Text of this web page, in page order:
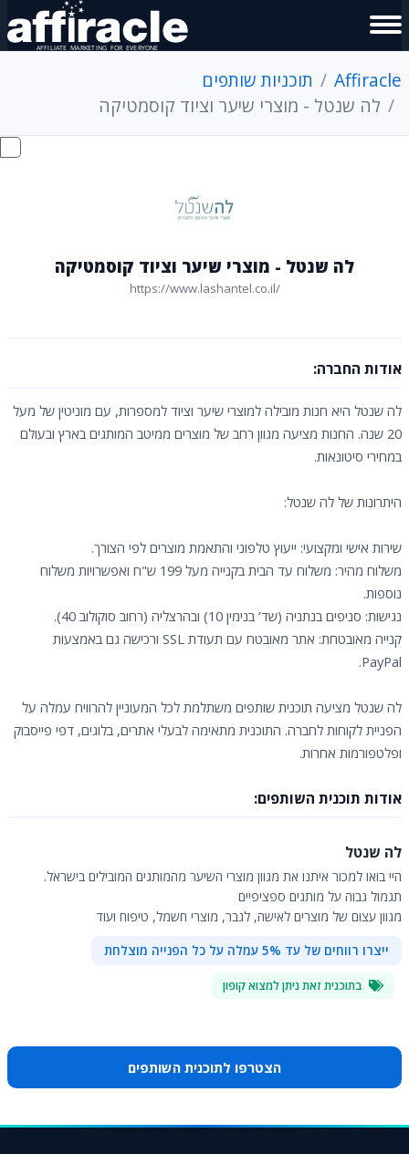
Affiracle
תוכניות שותפים
לה שנטל - מוצרי שיער וציוד קוסמטיקה
לה שנטל - מוצרי שיער וציוד קוסמטיקה
https://www.lashantel.co.il/
אודות החברה:
לה שנטל היא חנות מובילה למוצרי שיער וציוד למספרות, עם מוניטין של מעל
20 שנה. החנות מציעה מגוון רחב של מוצרים ממיטב המותגים בארץ ובעולם
במחירי סיטונאות.
היתרונות של לה שנטל:
שירות אישי ומקצועי: ייעוץ טלפוני והתאמת מוצרים לפי הצורך.
משלוח מהיר: משלוח עד הבית בקנייה מעל 199 ש"ח ואפשרויות משלוח
נוספות.
נגישות: סניפים בנתניה (שד’ בנימין 10) ובהרצליה (רחוב סוקולוב 40).
קנייה מאובטחת: אתר מאובטח עם תעודת SSL ורכישה גם באמצעות
PayPal.
לה שנטל מציעה תוכנית שותפים משתלמת לכל המעוניין להרוויח עמלה על
הפניית לקוחות לחברה. התוכנית מתאימה לבעלי אתרים, בלוגים, דפי פייסבוק
ופלטפורמות אחרות.
אודות תוכנית השותפים:
לה שנטל
היי בואו למכור איתנו את מגוון מוצרי השיער מהמותגים המובילים בישראל.
תגמול גבוה על מותגים ספציפיים
מגוון עצום של מוצרים לאישה, לגבר, מוצרי חשמל, טיפוח ועוד
ייצרו רווחים של עד 5% עמלה על כל הפנייה מוצלחת
בתוכנית זאת ניתן למצוא קופון
הצטרפו לתוכנית השותפים